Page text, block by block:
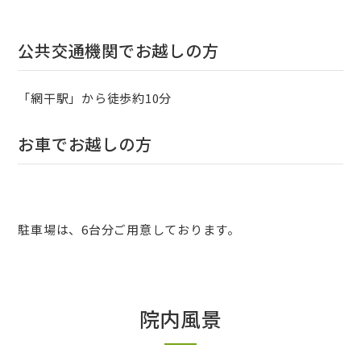
公共交通機関でお越しの方
「網干駅」から徒歩約10分
お車でお越しの方
駐車場は、6台分ご用意しております。
院内風景